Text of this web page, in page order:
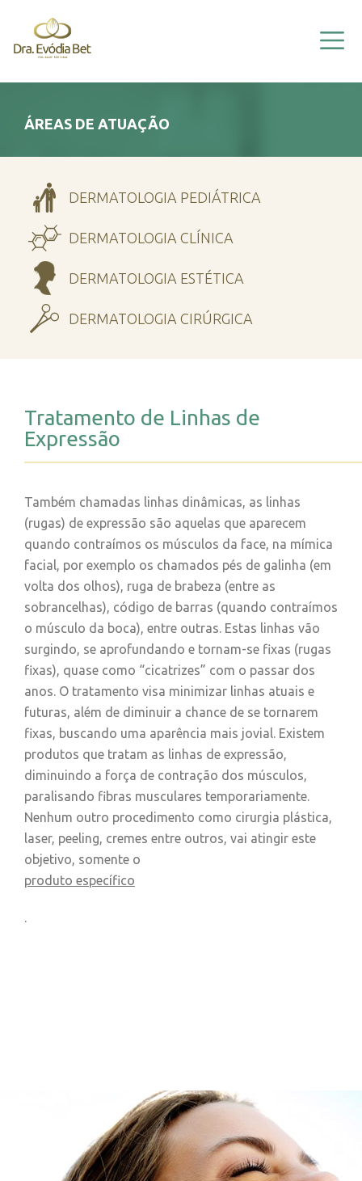
HOME
EVÓDIA BET
A CLÍNICA
CONTATO
ÁREAS DE ATUAÇÃO
DERMATOLOGIA PEDIÁTRICA
DERMATOLOGIA CLÍNICA
DERMATOLOGIA ESTÉTICA
DERMATOLOGIA CIRÚRGICA
Tratamento de Linhas de
Expressão
Também chamadas linhas dinâmicas, as linhas
(rugas) de expressão são aquelas que aparecem
quando contraímos os músculos da face, na mímica
facial, por exemplo os chamados pés de galinha (em
volta dos olhos), ruga de brabeza (entre as
sobrancelhas), código de barras (quando contraímos
o músculo da boca), entre outras. Estas linhas vão
surgindo, se aprofundando e tornam-se fixas (rugas
fixas), quase como “cicatrizes” com o passar dos
anos. O tratamento visa minimizar linhas atuais e
futuras, além de diminuir a chance de se tornarem
fixas, buscando uma aparência mais jovial. Existem
produtos que tratam as linhas de expressão,
diminuindo a força de contração dos músculos,
paralisando fibras musculares temporariamente.
Nenhum outro procedimento como cirurgia plástica,
laser, peeling, cremes entre outros, vai atingir este
objetivo, somente o
produto específico
.